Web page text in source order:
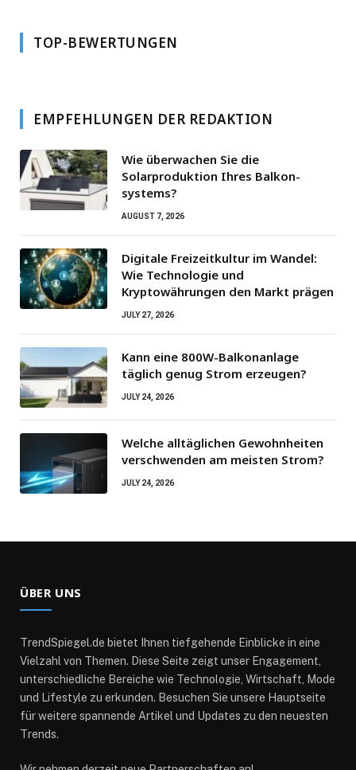
TOP-BEWERTUNGEN
EMPFEHLUNGEN DER REDAKTION
Wie überwachen Sie die
Solarproduktion Ihres Balkon­
systems?
AUGUST 7, 2026
Digitale Freizeitkultur im Wandel:
Wie Technologie und
Kryptowährungen den Markt prägen
JULY 27, 2026
Kann eine 800W-Balkonanlage
täglich genug Strom erzeugen?
JULY 24, 2026
Welche alltäglichen Gewohnheiten
verschwenden am meisten Strom?
JULY 24, 2026
ÜBER UNS
TrendSpiegel.de bietet Ihnen tiefgehende Einblicke in eine
Vielzahl von Themen. Diese Seite zeigt unser Engagement,
unterschiedliche Bereiche wie Technologie, Wirtschaft, Mode
und Lifestyle zu erkunden. Besuchen Sie unsere Hauptseite
für weitere spannende Artikel und Updates zu den neuesten
Trends.